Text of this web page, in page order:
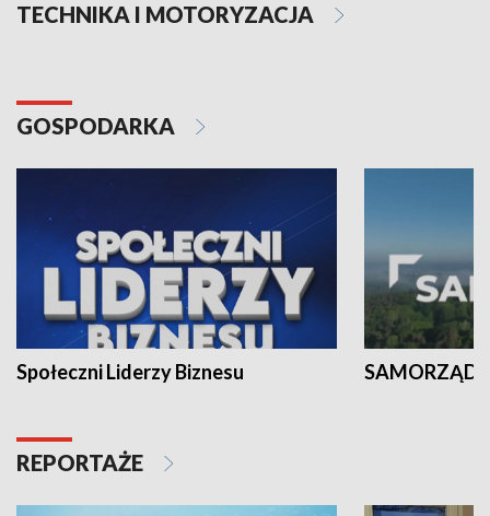
TECHNIKA I MOTORYZACJA
GOSPODARKA
Społeczni Liderzy Biznesu SAMORZĄD
REPORTAŻE